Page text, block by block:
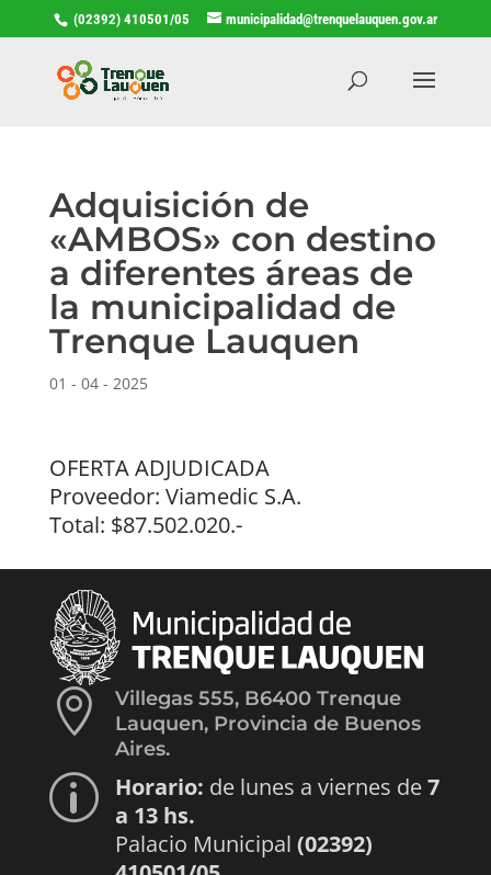
(02392) 410501/05 municipalidad@trenquelauquen.gov.ar
Adquisición de
«AMBOS» con destino
a diferentes áreas de
la municipalidad de
Trenque Lauquen
01 - 04 - 2025
OFERTA ADJUDICADA
Proveedor: Viamedic S.A.
Total: $87.502.020.-

Villegas 555, B6400 Trenque
Lauquen, Provincia de Buenos
Aires.
p Horario: de lunes a viernes de7
a 13 hs.
Palacio Municipal (02392)